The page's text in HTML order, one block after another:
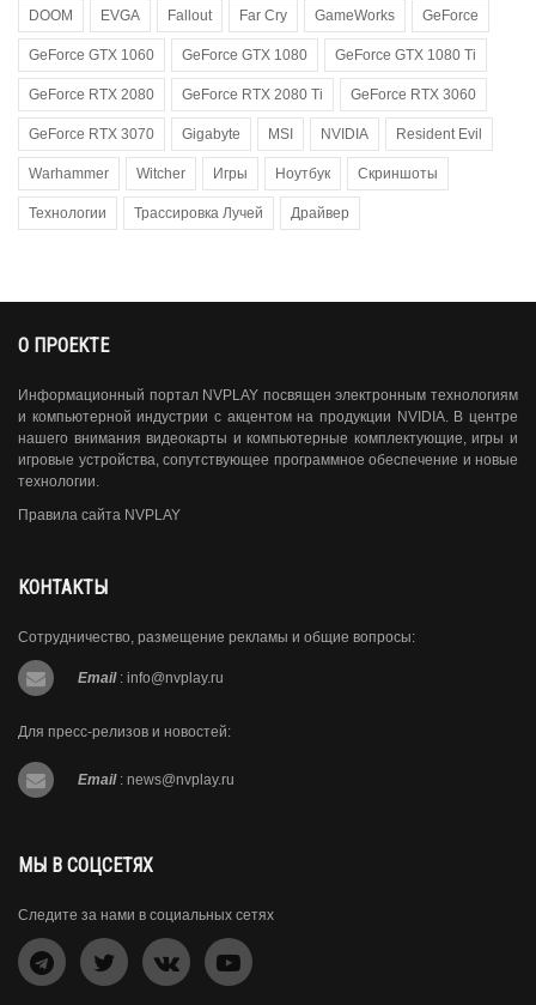
DOOM EVGA Fallout Far Cry GameWorks GeForce
GeForce GTX 1060 GeForce GTX 1080 GeForce GTX 1080 Ti
GeForce RTX 2080 GeForce RTX 2080 Ti GeForce RTX 3060
GeForce RTX 3070 Gigabyte MSI NVIDIA Resident Evil
Warhammer Witcher Игры Ноутбук Скриншоты
Технологии Трассировка Лучей Драйвер
О ПРОЕКТЕ
Информационный портал NVPLAY посвящен электронным технологиям
и компьютерной индустрии с акцентом на продукции NVIDIA. В центре
нашего внимания видеокарты и компьютерные комплектующие, игры и
игровые устройства, сопутствующее программное обеспечение и новые
технологии.
Правила сайта NVPLAY
КОНТАКТЫ
Сотрудничество, размещение рекламы и общие вопросы:
Email : info@nvplay.ru
Для пресс-релизов и новостей:
Email : news@nvplay.ru
МЫ В СОЦСЕТЯХ
Следите за нами в социальных сетях